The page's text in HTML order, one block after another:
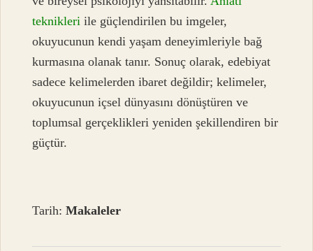
teknikleri ile güçlendirilen bu imgeler,
okuyucunun kendi yaşam deneyimleriyle bağ
kurmasına olanak tanır. Sonuç olarak, edebiyat
sadece kelimelerden ibaret değildir; kelimeler,
okuyucunun içsel dünyasını dönüştüren ve
toplumsal gerçeklikleri yeniden şekillendiren bir
güçtür.
Tarih:Makaleler